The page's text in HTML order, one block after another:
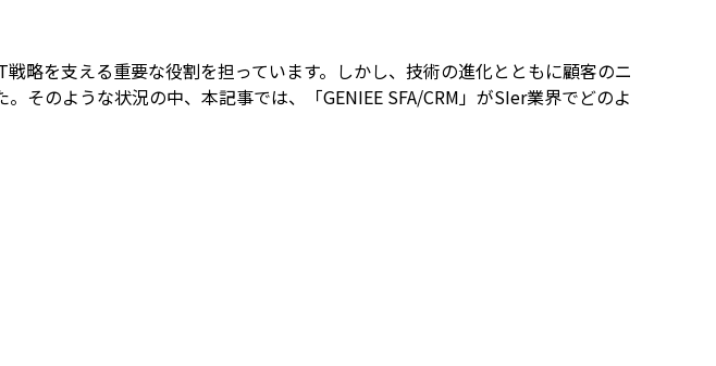
略を支える重要な役割を担っています。しかし、技術の進化とともに顧客のニ
そのような状況の中、本記事では、「GENIEE SFA/CRM」がSIer業界でどのよ